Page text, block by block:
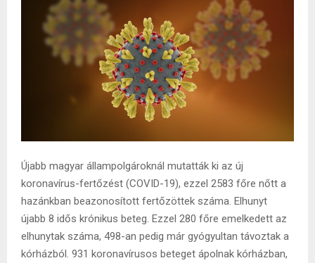
Újabb magyar állampolgároknál mutatták ki az új
koronavírus-fertőzést (COVID-19), ezzel 2583 főre nőtt a
hazánkban beazonosított fertőzöttek száma. Elhunyt
újabb 8 idős krónikus beteg. Ezzel 280 főre emelkedett az
elhunytak száma, 498-an pedig már gyógyultan távoztak a
kórházból. 931 koronavírusos beteget ápolnak kórházban,